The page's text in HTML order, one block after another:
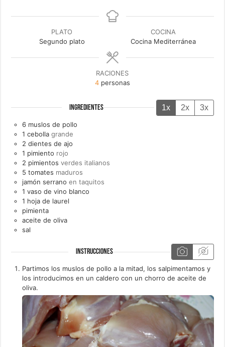
PLATO
Segundo plato
COCINA
Cocina Mediterránea
RACIONES
4 personas
INGREDIENTES 1x 2x 3x
6 muslos de pollo
1 cebolla grande
2 dientes de ajo
1 pimiento rojo
2 pimientos verdes italianos
5 tomates maduros
jamón serrano en taquitos
1 vaso de vino blanco
1 hoja de laurel
pimienta
aceite de oliva
sal
INSTRUCCIONES
Partimos los muslos de pollo a la mitad, los salpimentamos y
los introducimos en un caldero con un chorro de aceite de
oliva.